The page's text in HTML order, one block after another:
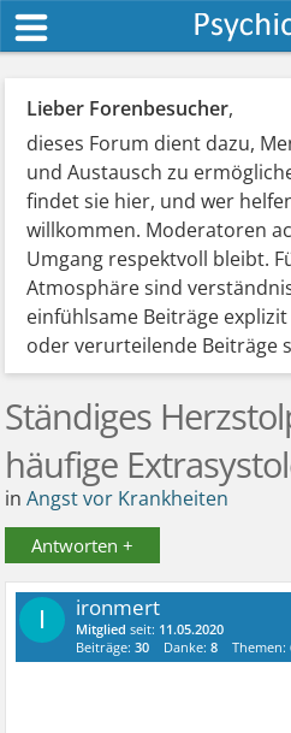
Lieber Forenbesucher,
dieses Forum dient dazu,
und Austausch zu
findet sie hier, und wer
willkommen. Moderatoren
Umgang respektvoll bleibt.
Atmosphäre sind
einfühlsame Beiträge
oder verurteilende Beiträge
Ständiges
häufige
inAngst vor Krankheiten
Antworten +
I ironmert
Mitglied seit: 11.05.2020
Beiträge:30 Danke:8 Themen: